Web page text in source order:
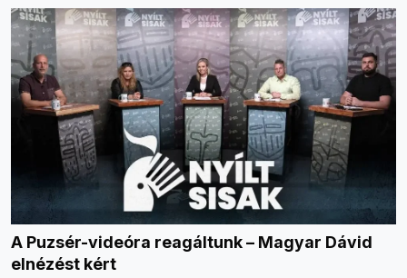
A Puzsér-videóra reagáltunk – Magyar Dávid
elnézést kért